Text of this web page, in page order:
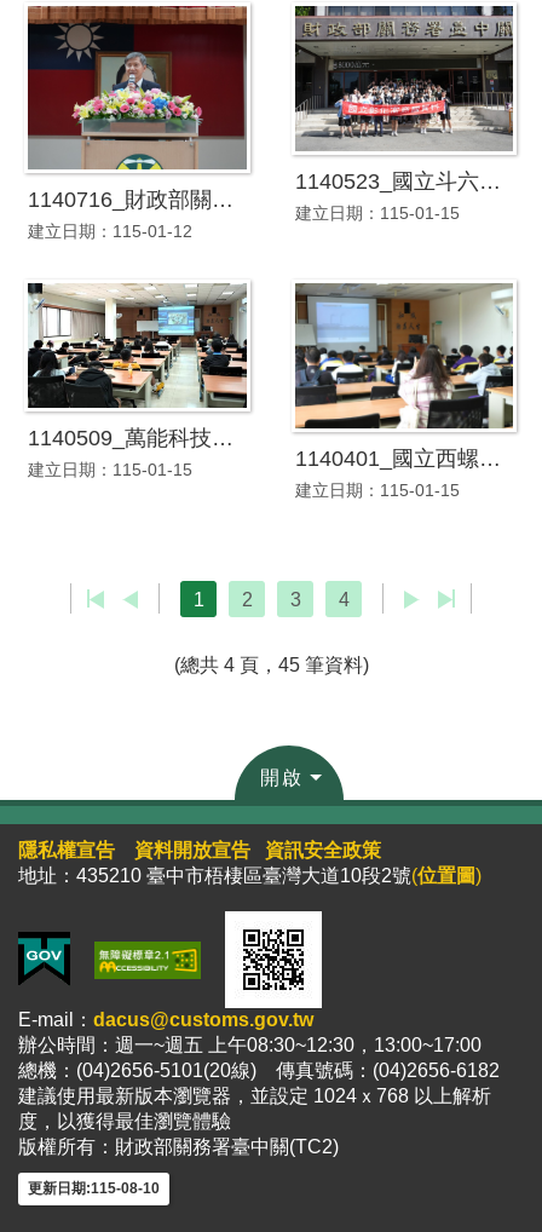
1140716_財政部關務署臺中關卸、新任關務長交接暨宣誓典禮
建立日期：115-01-12
1140523_國立斗六高級家事商業職業學校參訪本關
建立日期：115-01-15
1140509_萬能科技大學參訪本關
建立日期：115-01-15 1140401_國立西螺高級農工職業學校參訪本關
建立日期：115-01-15
1 2 3 4
(總共 4 頁，45 筆資料)
開啟
隱私權宣告 資料開放宣告
資訊安全政策
地址：435210 臺中市梧棲區臺灣大道10段2號(位置圖)
E-mail： dacus@customs.gov.tw
辦公時間：週一~週五 上午08:30~12:30，13:00~17:00
總機：(04)2656-5101(20線) 傳真號碼：(04)2656-6182
建議使用最新版本瀏覽器，並設定 1024ｘ768 以上解析
度，以獲得最佳瀏覽體驗
版權所有：財政部關務署臺中關(TC2)
更新日期:115-08-10